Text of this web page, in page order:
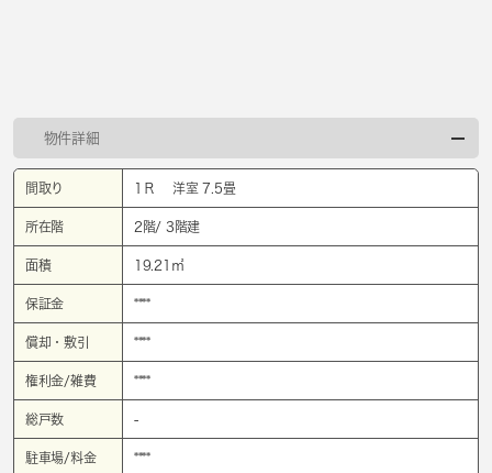
物件詳細
間取り 1Ｒ 洋室 7.5畳
所在階 2階/ 3階建
面積 19.21㎡
保証金 ****
償却・敷引 ****
権利金/雑費 ****
総戸数 -
駐車場/料金 ****